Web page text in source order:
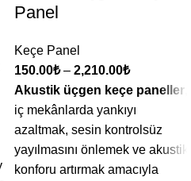
Panel
Keçe Panel
150.00₺ – 2,210.00₺
Akustik üçgen keçe paneller
iç mekânlarda yankıyı
azaltmak, sesin kontrolsüz
yayılmasını önlemek ve akustik
konforu artırmak amacıyla